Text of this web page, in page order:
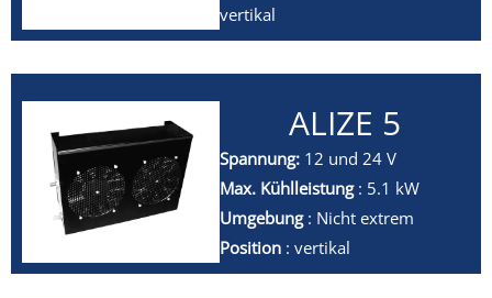
vertikal
ALIZE 5
Spannung:12 und 24 V
Max. Kühlleistung: 5.1 kW
Umgebung: Nicht extrem
Position : vertikal